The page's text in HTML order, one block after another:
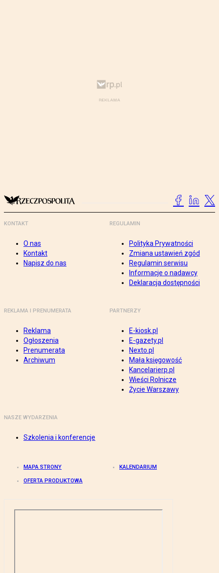
KONTAKT
O nas
Kontakt
Napisz do nas
REGULAMIN
Polityka Prywatności
Zmiana ustawień zgód
Regulamin serwisu
Informacje o nadawcy
Deklaracja dostępności
REKLAMA I PRENUMERATA
Reklama
Ogłoszenia
Prenumerata
Archiwum
PARTNERZY
E-kiosk.pl
E-gazety.pl
Nexto.pl
Mała księgowość
Kancelarierp.pl
Wieści Rolnicze
Życie Warszawy
NASZE WYDARZENIA
Szkolenia i konferencje
MAPA STRONY KALENDARIUM
OFERTA PRODUKTOWA